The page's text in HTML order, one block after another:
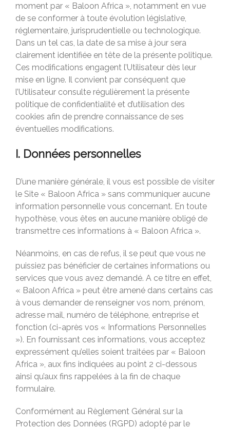
Baloon Family
Les équipes pays
Baloon Actu
moment par « Baloon Africa », notamment en vue
de se conformer à toute évolution législative,
réglementaire, jurisprudentielle ou technologique.
Dans un tel cas, la date de sa mise à jour sera
clairement identifiée en tête de la présente politique.
Ces modifications engagent l’Utilisateur dès leur
mise en ligne. Il convient par conséquent que
l’Utilisateur consulte régulièrement la présente
politique de confidentialité et d’utilisation des
cookies afin de prendre connaissance de ses
éventuelles modifications.
I. Données personnelles
D’une manière générale, il vous est possible de visiter
le Site « Baloon Africa » sans communiquer aucune
information personnelle vous concernant. En toute
hypothèse, vous êtes en aucune manière obligé de
transmettre ces informations à « Baloon Africa ».
Néanmoins, en cas de refus, il se peut que vous ne
puissiez pas bénéficier de certaines informations ou
services que vous avez demandé. A ce titre en effet,
« Baloon Africa » peut être amené dans certains cas
à vous demander de renseigner vos nom, prénom,
adresse mail, numéro de téléphone, entreprise et
fonction (ci-après vos « Informations Personnelles
»). En fournissant ces informations, vous acceptez
expressément qu’elles soient traitées par « Baloon
Africa », aux fins indiquées au point 2 ci-dessous
ainsi qu’aux fins rappelées à la fin de chaque
formulaire.
Conformément au Règlement Général sur la
Protection des Données (RGPD) adopté par le